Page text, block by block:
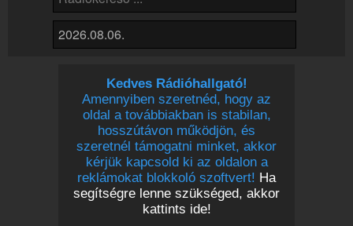
Partnerek
Rádiós partnerek
Rádió beágyazás
Online rádió készítés
Készítés lépésről lépésre
Kedves Rádióhallgató!
Amennyiben szeretnéd, hogy az
oldal a továbbiakban is stabilan,
hosszútávon működjön, és
szeretnél támogatni minket, akkor
kérjük kapcsold ki az oldalon a
reklámokat blokkoló szoftvert! Ha
segítségre lenne szükséged, akkor
kattints ide!